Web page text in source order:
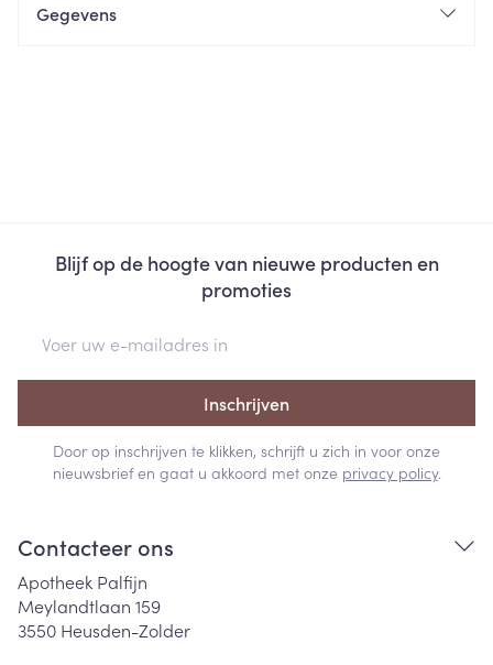
Gegevens
Blijf op de hoogte van nieuwe producten en
promoties
Inschrijven
Door op inschrijven te klikken, schrijft u zich in voor onze
nieuwsbrief en gaat u akkoord met onze privacy policy.
Contacteer ons
Apotheek Palfijn
Meylandtlaan 159
3550 Heusden-Zolder